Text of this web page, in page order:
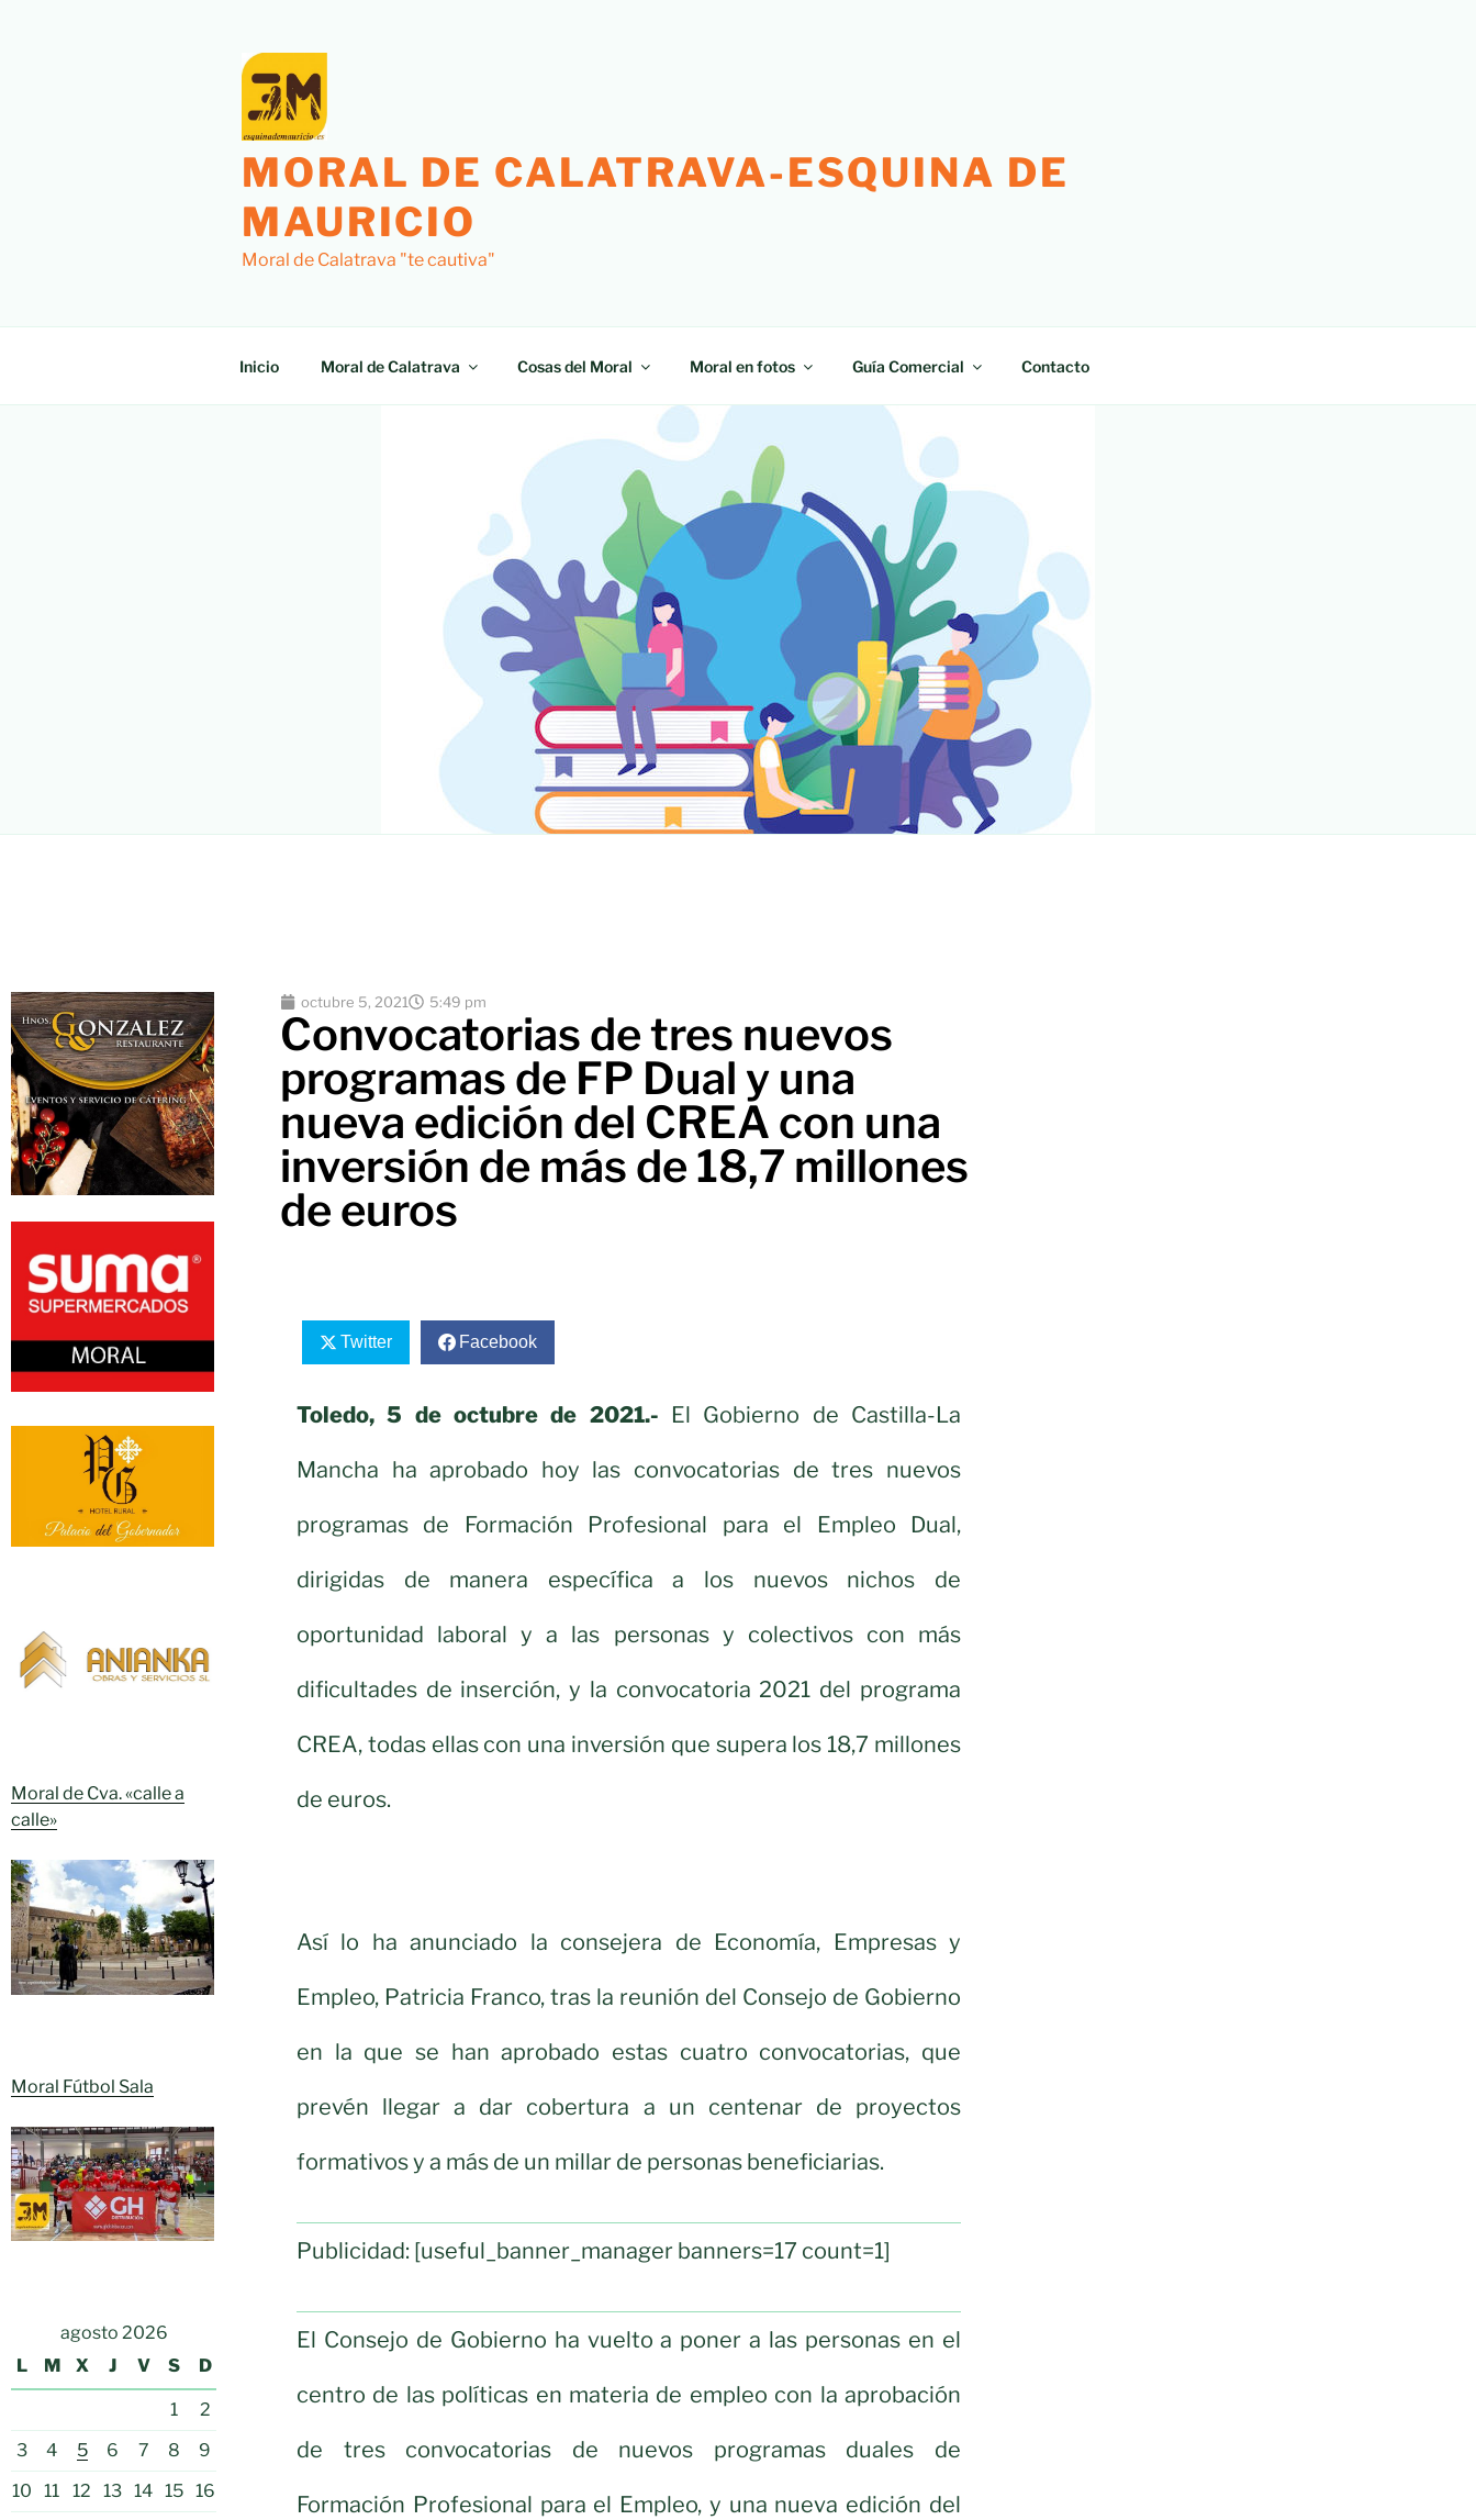
MORAL DE CALATRAVA-ESQUINA DE
MAURICIO
Moral de Calatrava "te cautiva"
Inicio Moral de Calatrava Cosas del Moral Moral en fotos Guía Comercial Contacto
Moral de Cva. «calle a
calle»
Moral Fútbol Sala
agosto 2026
L
M X J V S D
1
2
3
4 5 6 7 8
9
10
11 12 13 14 15 16
octubre 5, 2021 5:49 pm
Convocatorias de tres nuevos
programas de FP Dual y una
nueva edición del CREA con una
inversión de más de 18,7 millones
de euros
Twitter Facebook
Toledo, 5 de octubre de 2021.- El Gobierno de Castilla-La
Mancha ha aprobado hoy las convocatorias de tres nuevos
programas de Formación Profesional para el Empleo Dual,
dirigidas de manera específica a los nuevos nichos de
oportunidad laboral y a las personas y colectivos con más
dificultades de inserción, y la convocatoria 2021 del programa
CREA, todas ellas con una inversión que supera los 18,7 millones
de euros.
Así lo ha anunciado la consejera de Economía, Empresas y
Empleo, Patricia Franco, tras la reunión del Consejo de Gobierno
en la que se han aprobado estas cuatro convocatorias, que
prevén llegar a dar cobertura a un centenar de proyectos
formativos y a más de un millar de personas beneficiarias.
Publicidad: [useful_banner_manager banners=17 count=1]
El Consejo de Gobierno ha vuelto a poner a las personas en el
centro de las políticas en materia de empleo con la aprobación
de tres convocatorias de nuevos programas duales de
Formación Profesional para el Empleo, y una nueva edición del